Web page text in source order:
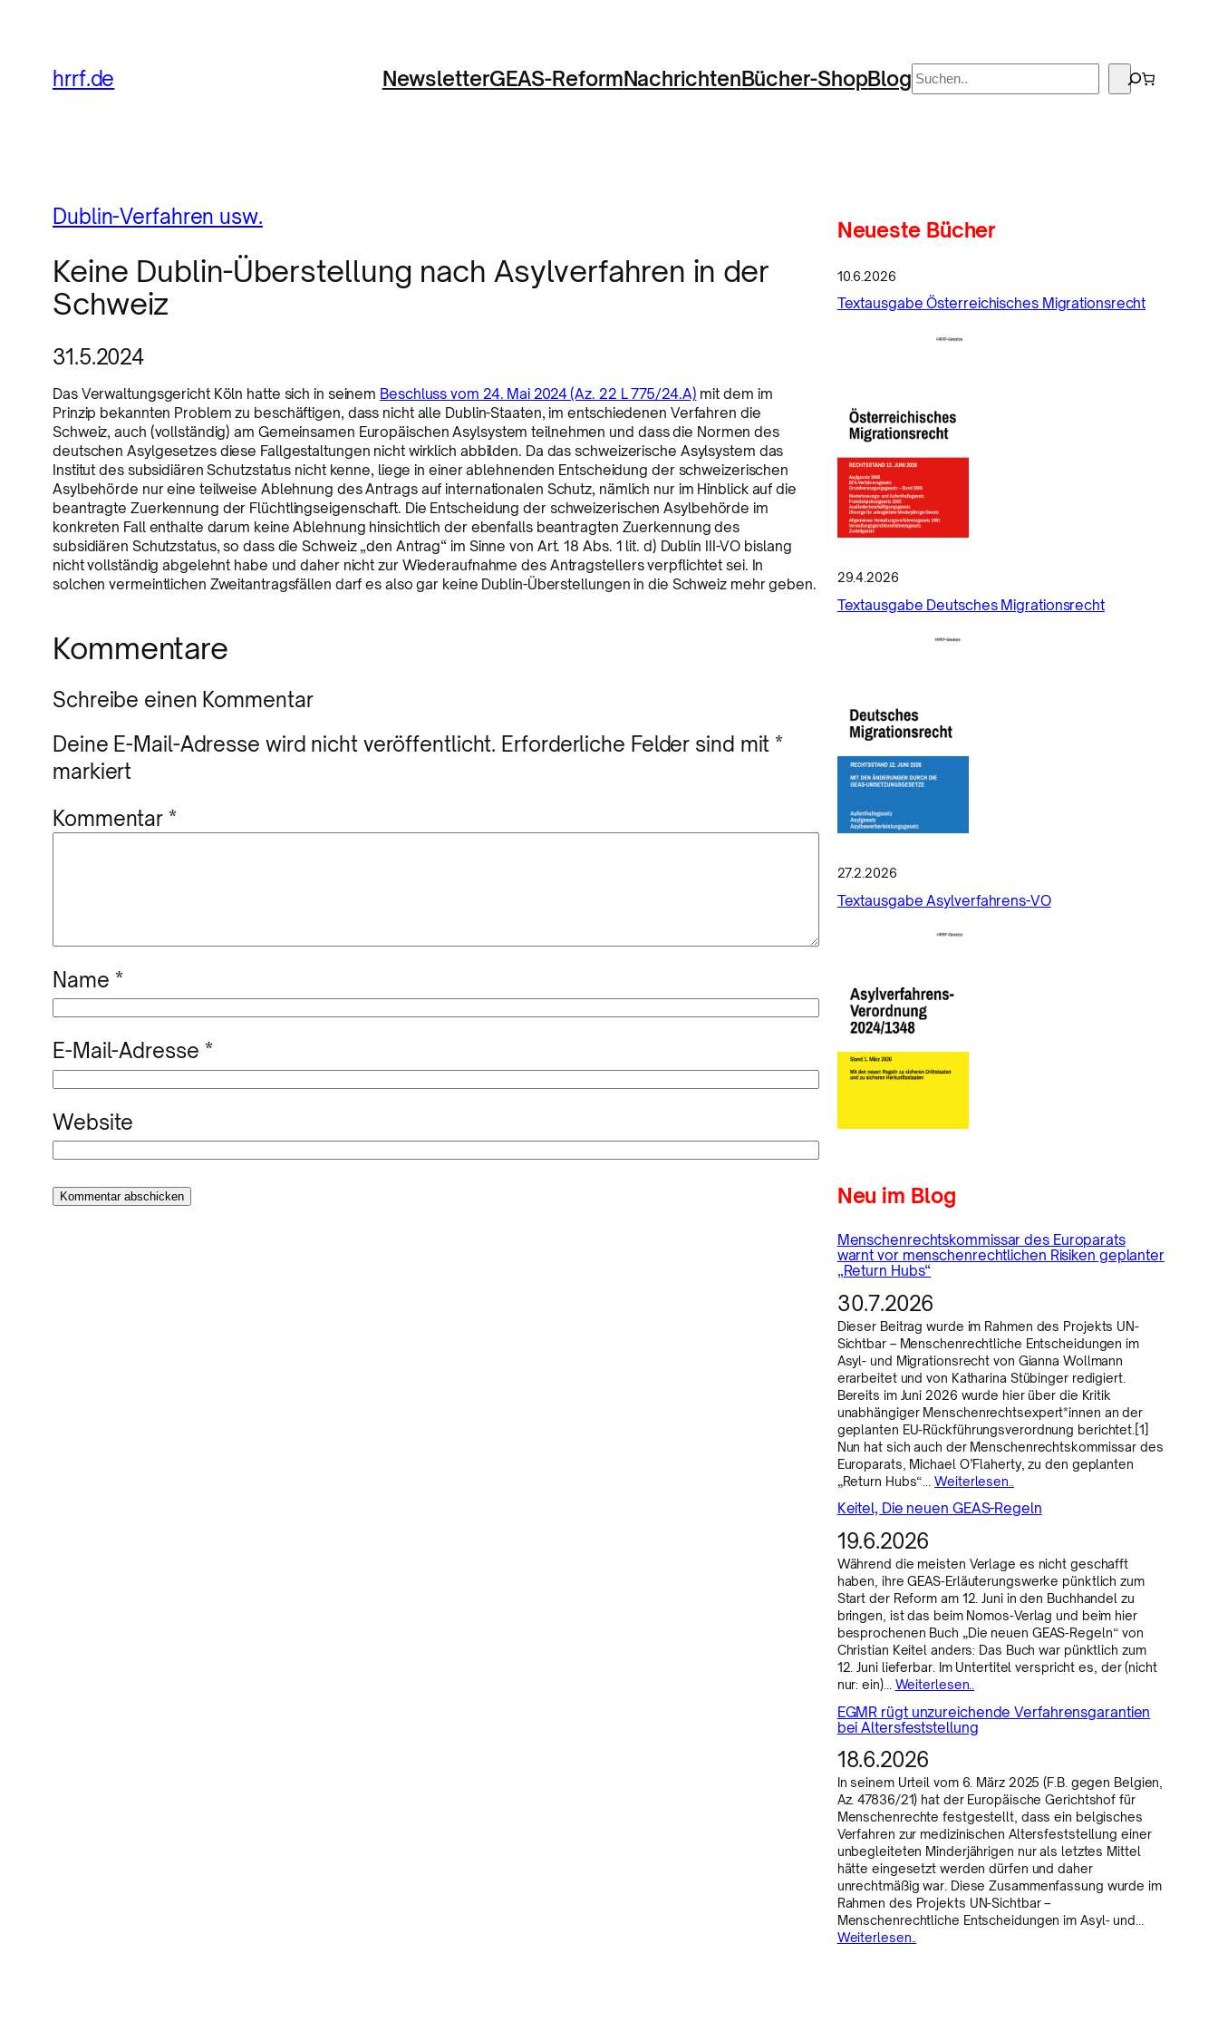
hrrf.de NewsletterGEAS-ReformNachrichtenBücher-ShopBlog Suchen
Dublin-Verfahren usw.
Keine Dublin-Überstellung nach Asylverfahren in der
Schweiz
31.5.2024
Das Verwaltungsgericht Köln hatte sich in seinem Beschluss vom 24. Mai 2024 (Az. 22 L 775/24.A) mit dem im
Prinzip bekannten Problem zu beschäftigen, dass nicht alle Dublin-Staaten, im entschiedenen Verfahren die
Schweiz, auch (vollständig) am Gemeinsamen Europäischen Asylsystem teilnehmen und dass die Normen des
deutschen Asylgesetzes diese Fallgestaltungen nicht wirklich abbilden. Da das schweizerische Asylsystem das
Institut des subsidiären Schutzstatus nicht kenne, liege in einer ablehnenden Entscheidung der schweizerischen
Asylbehörde nur eine teilweise Ablehnung des Antrags auf internationalen Schutz, nämlich nur im Hinblick auf die
beantragte Zuerkennung der Flüchtlingseigenschaft. Die Entscheidung der schweizerischen Asylbehörde im
konkreten Fall enthalte darum keine Ablehnung hinsichtlich der ebenfalls beantragten Zuerkennung des
subsidiären Schutzstatus, so dass die Schweiz „den Antrag“ im Sinne von Art. 18 Abs. 1 lit. d) Dublin III-VO bislang
nicht vollständig abgelehnt habe und daher nicht zur Wiederaufnahme des Antragstellers verpflichtet sei. In
solchen vermeintlichen Zweitantragsfällen darf es also gar keine Dublin-Überstellungen in die Schweiz mehr geben.
Kommentare
Schreibe einen Kommentar
Deine E-Mail-Adresse wird nicht veröffentlicht. Erforderliche Felder sind mit *
markiert
Kommentar *
Name *
E-Mail-Adresse *
Website
Neueste Bücher
10.6.2026
Textausgabe Österreichisches Migrationsrecht
29.4.2026
Textausgabe Deutsches Migrationsrecht
27.2.2026
Textausgabe Asylverfahrens-VO
Neu im Blog
Menschenrechtskommissar des Europarats
warnt vor menschenrechtlichen Risiken geplanter
„Return Hubs“
30.7.2026
Dieser Beitrag wurde im Rahmen des Projekts UN-
Sichtbar – Menschenrechtliche Entscheidungen im
Asyl- und Migrationsrecht von Gianna Wollmann
erarbeitet und von Katharina Stübinger redigiert.
Bereits im Juni 2026 wurde hier über die Kritik
unabhängiger Menschenrechtsexpert*innen an der
geplanten EU-Rückführungsverordnung berichtet.[1]
Nun hat sich auch der Menschenrechtskommissar des
Europarats, Michael O’Flaherty, zu den geplanten
„Return Hubs“…Weiterlesen..
Keitel, Die neuen GEAS-Regeln
19.6.2026
Während die meisten Verlage es nicht geschafft
haben, ihre GEAS-Erläuterungswerke pünktlich zum
Start der Reform am 12. Juni in den Buchhandel zu
bringen, ist das beim Nomos-Verlag und beim hier
besprochenen Buch „Die neuen GEAS-Regeln“ von
Christian Keitel anders: Das Buch war pünktlich zum
12. Juni lieferbar. Im Untertitel verspricht es, der (nicht
nur: ein)… Weiterlesen..
EGMR rügt unzureichende Verfahrensgarantien
bei Altersfeststellung
18.6.2026
In seinem Urteil vom 6. März 2025 (F.B. gegen Belgien,
Az. 47836/21) hat der Europäische Gerichtshof für
Menschenrechte festgestellt, dass ein belgisches
Verfahren zur medizinischen Altersfeststellung einer
unbegleiteten Minderjährigen nur als letztes Mittel
hätte eingesetzt werden dürfen und daher
unrechtmäßig war. Diese Zusammenfassung wurde im
Rahmen des Projekts UN-Sichtbar –
Menschenrechtliche Entscheidungen im Asyl- und…
Weiterlesen..